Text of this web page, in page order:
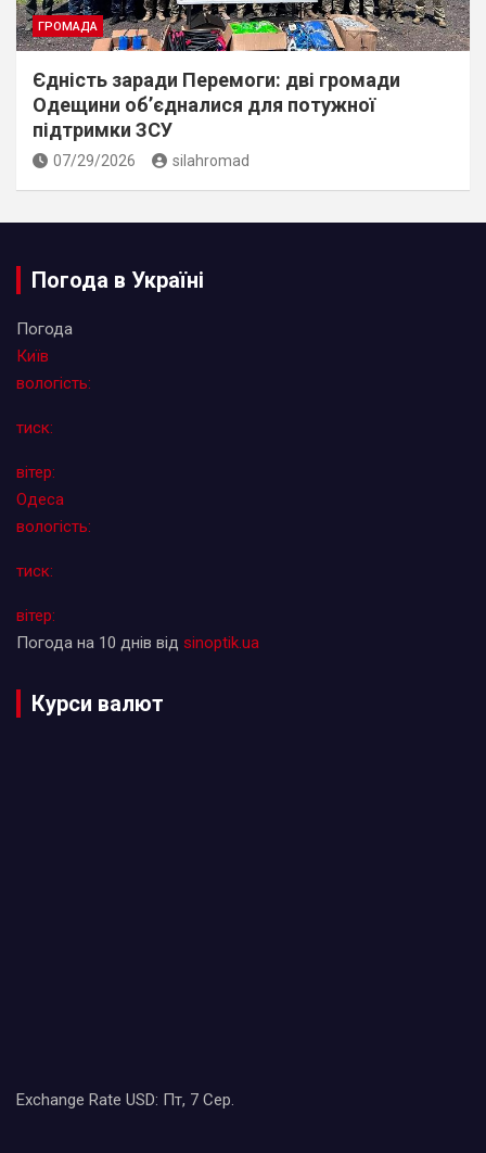
ГРОМАДА
Єдність заради Перемоги: дві громади
Одещини об’єдналися для потужної
підтримки ЗСУ
07/29/2026 silahromad
Погода в Україні
Погода
Київ
вологість:
тиск:
вітер:
Одеса
вологість:
тиск:
вітер:
Погода на 10 днів від sinoptik.ua
Курси валют
Exchange Rate USD: Пт, 7 Сер.